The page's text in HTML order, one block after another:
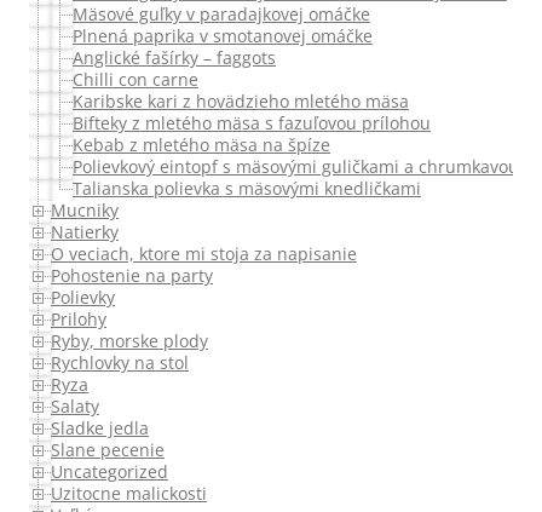
Mäsové guľky v paradajkovej omáčke
Plnená paprika v smotanovej omáčke
Anglické fašírky – faggots
Chilli con carne
Karibske kari z hovädzieho mletého mäsa
Bifteky z mletého mäsa s fazuľovou prílohou
Kebab z mletého mäsa na špíze
Polievkový eintopf s mäsovými guličkami a chrumkavou
Talianska polievka s mäsovými knedličkami
Mucniky
Natierky
O veciach, ktore mi stoja za napisanie
Pohostenie na party
Polievky
Prilohy
Ryby, morske plody
Rychlovky na stol
Ryza
Salaty
Sladke jedla
Slane pecenie
Uncategorized
Uzitocne malickosti